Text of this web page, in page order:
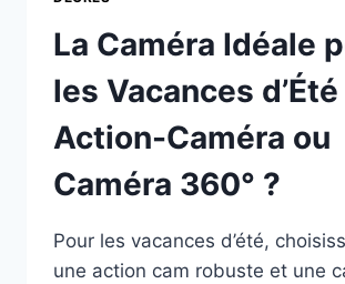
La Caméra Idéale
les Vacances d’Été
Action-Caméra ou
Caméra 360° ?
Pour les vacances d’été,
une action cam robuste et une